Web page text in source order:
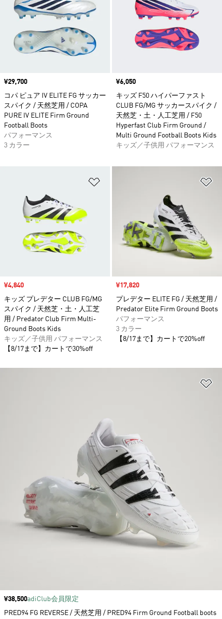
価格
¥29,700
コパ ピュア IV ELITE FG サッカー
スパイク / 天然芝用 / COPA
PURE IV ELITE Firm Ground
Football Boots
パフォーマンス
3 カラー
価格
¥6,050
キッズ F50 ハイパーファスト
CLUB FG/MG サッカースパイク /
天然芝・土・人工芝用 / F50
Hyperfast Club Firm Ground /
Multi Ground Football Boots Kids
キッズ／子供用 パフォーマンス
セール価格
¥4,840
キッズ プレデター CLUB FG/MG
スパイク / 天然芝・土・人工芝
用 / Predator Club Firm Multi-
Ground Boots Kids
キッズ／子供用 パフォーマンス
【8/17まで】カートで30%off
セール価格
¥17,820
プレデター ELITE FG / 天然芝用 /
Predator Elite Firm Ground Boots
パフォーマンス
3 カラー
【8/17まで】カートで20%off
価格
¥38,500adiClub会員限定
PRED94 FG REVERSE / 天然芝用 / PRED94 Firm Ground Football boots